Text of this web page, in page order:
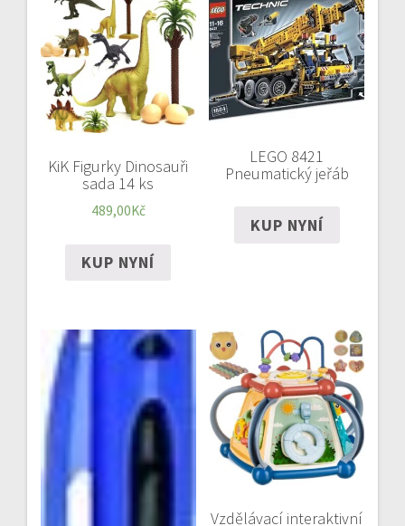
KiK Figurky Dinosauři
sada 14 ks
489,00Kč
KUP NYNÍ
LEGO 8421
Pneumatický jeřáb
KUP NYNÍ
Vzdělávací interaktivní